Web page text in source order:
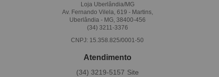
Loja Uberlândia/MG
Av. Fernando Vilela, 619 - Martins,
Uberlândia - MG, 38400-456
(34) 3211-3376
CNPJ: 15.358.825/0001-50
Atendimento
(34) 3219-5157